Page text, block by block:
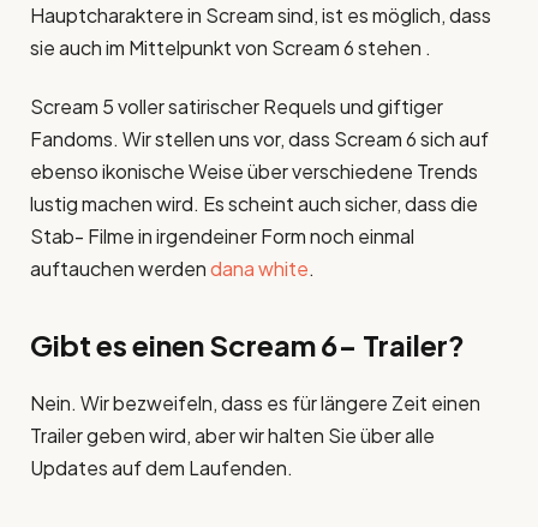
Hauptcharaktere in Scream sind, ist es möglich, dass
sie auch im Mittelpunkt von Scream 6 stehen .
Scream 5 voller satirischer Requels und giftiger
Fandoms. Wir stellen uns vor, dass Scream 6 sich auf
ebenso ikonische Weise über verschiedene Trends
lustig machen wird. Es scheint auch sicher, dass die
Stab- Filme in irgendeiner Form noch einmal
auftauchen werdendana white.
Gibt es einen Scream 6- Trailer?
Nein. Wir bezweifeln, dass es für längere Zeit einen
Trailer geben wird, aber wir halten Sie über alle
Updates auf dem Laufenden.